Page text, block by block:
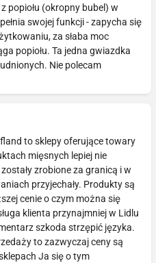
popiołu (okropny bubel) w
swojej funkcji - zapycha się
za słaba moc
popiołu. Ta jedna gwiazdka
Nie polecam
to sklepy oferujące towary
mięsnych lepiej nie
zrobione za granicą i w
przyjechały. Produkty są
cenie o czym można się
klienta przynajmniej w Lidlu
szkoda strzępić języka.
to zazwyczaj ceny są
Ja się o tym